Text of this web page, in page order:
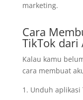
marketing.
Cara
TikTok dari
Kalau kamu
cara membuat
Unduh aplikasi